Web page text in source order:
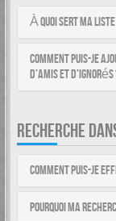
À quoi sert ma liste
Comment puis-je
d’amis et d’ignorés
RECHERCHE
Comment puis-je
Pourquoi ma